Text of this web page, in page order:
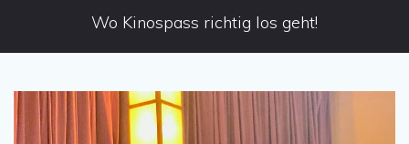
Wo Kinospass richtig los geht!